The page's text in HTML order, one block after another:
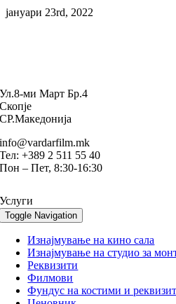
јануари 23rd, 2022
Ул.8-ми Март Бр.4
Скопје
СР.Македонија
info@vardarfilm.mk
Тел: +389 2 511 55 40
Пон – Пет, 8:30-16:30
Услуги
Toggle Navigation
Изнајмување на кино сала
Изнајмување на студио за
Реквизити
Филмови
Фундус на костими и